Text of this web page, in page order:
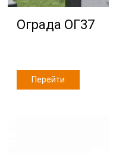
Ограда ОГ37
Перейти